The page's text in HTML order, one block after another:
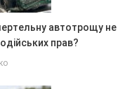
автотрощу не
прав?